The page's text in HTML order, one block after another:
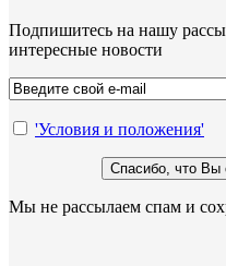
Подпишитесь на нашу
интересные новости
'Условия и положения'
Мы не рассылаем спам и